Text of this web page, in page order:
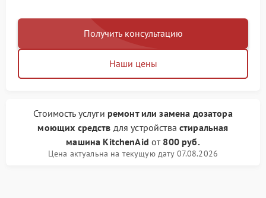
Получить консультацию
Наши цены
Стоимость услуги ремонт или замена дозатора
моющих средств для устройства стиральная
машина KitchenAid от 800 руб.
Цена актуальна на текущую дату 07.08.2026